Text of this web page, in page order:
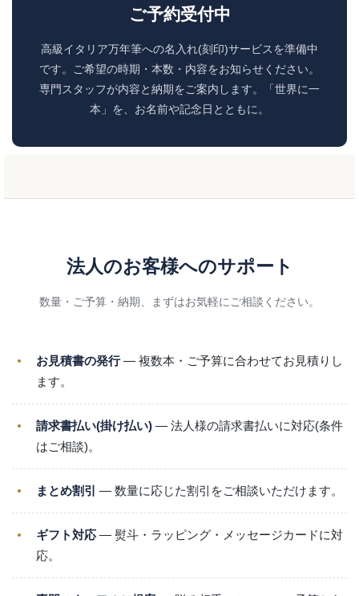
ご予約受付中
高級イタリア万年筆への名入れ(刻印)サービスを準備中
です。ご希望の時期・本数・内容をお知らせください。
専門スタッフが内容と納期をご案内します。「世界に一
本」を、お名前や記念日とともに。
法人のお客様へのサポート
数量・ご予算・納期、まずはお気軽にご相談ください。
お見積書の発行― 複数本・ご予算に合わせてお見積りし
ます。
請求書払い(掛け払い) ― 法人様の請求書払いに対応(条件
はご相談)。
まとめ割引 ― 数量に応じた割引をご相談いただけます。
ギフト対応 ― 熨斗・ラッピング・メッセージカードに対
応。